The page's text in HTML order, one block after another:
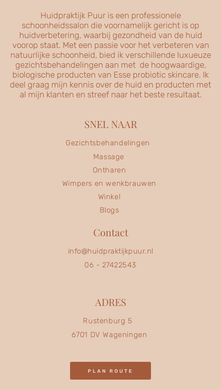
Huidpraktijk Puur is een professionele
schoonheidssalon die voornamelijk gericht is op
huidverbetering, waarbij gezondheid van de huid
voorop staat. Met een passie voor het verbeteren van
natuurlijke schoonheid, bied ik verschillende luxueuze
gezichtsbehandelingen aan met de hoogwaardige,
biologische producten van Esse probiotic skincare. Ik
deel graag mijn kennis over de huid en producten met
al mijn klanten en streef naar het beste resultaat.
SNEL NAAR
Gezichtsbehandelingen
Massage
Ontharen
Wimpers en wenkbrauwen
Winkel
Blogs
Contact
info@huidpraktijkpuur.nl
06 - 27422543
ADRES
Rustenburg 5
6701 DV Wageningen
PLAN ROUTE